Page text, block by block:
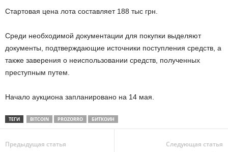
Стартовая цена лота составляет 188 тыс грн.
Среди необходимой документации для покупки выделяют
документы, подтверждающие источники поступления средств, а
также заверения о неиспользовании средств, полученных
преступным путем.
Начало аукциона запланировано на 14 мая.
ТЕГИ BITCOIN PROZORRO БИТКОИН
Предыдущая статья Следующая статья